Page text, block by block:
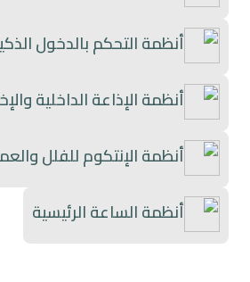
أنظمة التحكم بالدخول الذكية
أنظمة اﻹذاعة الداخلية
أنظمة اﻹنتكوم للفلل
أنظمة الساعة الرئيسية